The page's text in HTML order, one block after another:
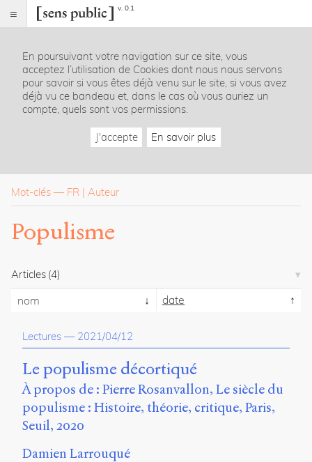
v. 0.1
Index
Rubriques
Essais
La
revue
Présentation
Publier
du
site
Archipel
En
ligne
En poursuivant votre navigation sur ce site, vous
acceptez l’utilisation de Cookies dont nous nous servons
pour savoir si vous êtes déjà venu sur le site, si vous avez
déjà vu ce bandeau et, dans le cas où vous auriez un
compte, quels sont vos permissions.
J'accepte En savoir plus
Mot-clés — FR Auteur
Populisme
Articles (4)
nom date
Lectures — 2021/04/12
Le populisme décortiqué
À propos de : Pierre Rosanvallon, Le siècle du
populisme : Histoire, théorie, critique, Paris,
Seuil, 2020
Damien Larrouqué